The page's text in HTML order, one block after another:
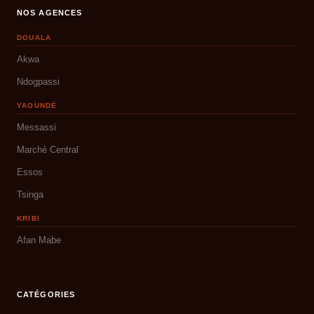
NOS AGENCES
DOUALA
Akwa
Ndogpassi
YAOUNDÉ
Messassi
Marché Central
Essos
Tsinga
KRIBI
Afan Mabe
CATÉGORIES